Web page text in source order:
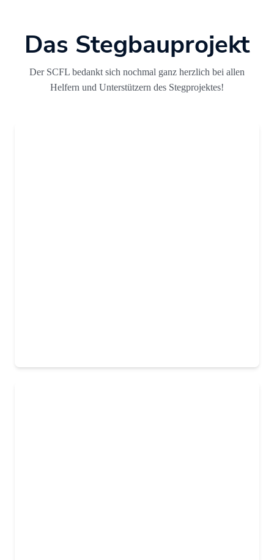
Das Stegbauprojekt
Der SCFL bedankt sich nochmal ganz herzlich bei allen
Helfern und Unterstützern des Stegprojektes!